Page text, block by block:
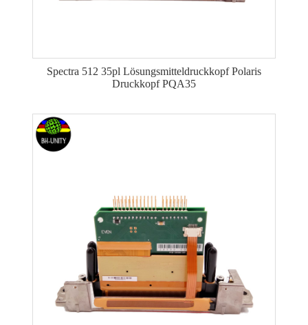
Spectra 512 35pl Lösungsmitteldruckkopf Polaris
Druckkopf PQA35